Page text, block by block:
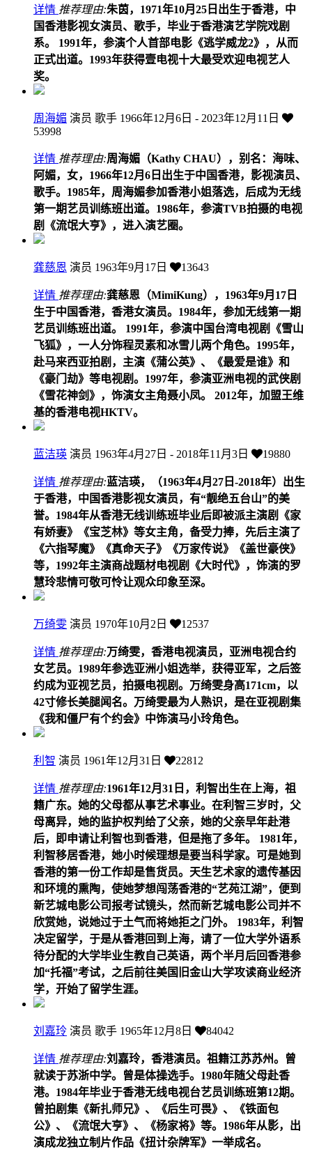
详情 推荐理由:朱茵，1971年10月25日出生于香港，中
国香港影视女演员、歌手，毕业于香港演艺学院戏剧
系。 1991年，参演个人首部电影《逃学威龙2》，从而
正式出道。1993年获得壹电视十大最受欢迎电视艺人
奖。
周海媚 演员 歌手 1966年12月6日 - 2023年12月11日
53998
详情 推荐理由:周海媚（Kathy CHAU），别名：海味、
阿媚，女，1966年12月6日出生于中国香港，影视演员、
歌手。1985年，周海媚参加香港小姐落选，后成为无线
第一期艺员训练班出道。1986年，参演TVB拍摄的电视
剧《流氓大亨》，进入演艺圈。
龚慈恩 演员 1963年9月17日 13643
详情 推荐理由:龚慈恩（MimiKung），1963年9月17日
生于中国香港，香港女演员。1984年，参加无线第一期
艺员训练班出道。 1991年，参演中国台湾电视剧《雪山
飞狐》，一人分饰程灵素和冰雪儿两个角色。1995年，
赴马来西亚拍剧，主演《蒲公英》、《最爱是谁》和
《豪门劫》等电视剧。1997年，参演亚洲电视的武侠剧
《雪花神剑》，饰演女主角聂小凤。 2012年，加盟王维
基的香港电视HKTV。
蓝洁瑛 演员 1963年4月27日 - 2018年11月3日 19880
详情 推荐理由:蓝洁瑛，（1963年4月27日-2018年）出生
于香港，中国香港影视女演员，有“靓绝五台山”的美
誉。1984年从香港无线训练班毕业后即被派主演剧《家
有娇妻》《宝芝林》等女主角，备受力捧，先后主演了
《六指琴魔》《真命天子》《万家传说》《盖世豪侠》
等，1992年主演商战题材电视剧《大时代》，饰演的罗
慧玲悲情可敬可怜让观众印象至深。
万绮雯 演员 1970年10月2日 12537
详情 推荐理由:万绮雯，香港电视演员，亚洲电视合约
女艺员。1989年参选亚洲小姐选举，获得亚军，之后签
约成为亚视艺员，拍摄电视剧。万绮雯身高171cm，以
42寸修长美腿闻名。万绮雯最为人熟识，是在亚视剧集
《我和僵尸有个约会》中饰演马小玲角色。
利智 演员 1961年12月31日 22812
详情 推荐理由:1961年12月31日，利智出生在上海，祖
籍广东。她的父母都从事艺术事业。在利智三岁时，父
母离异，她的监护权判给了父亲，她的父亲早年赴港
后，即申请让利智也到香港，但是拖了多年。 1981年，
利智移居香港，她小时候理想是要当科学家。可是她到
香港的第一份工作却是售货员。天生艺术家的遗传基因
和环境的熏陶，使她梦想闯荡香港的“艺苑江湖”，便到
新艺城电影公司报考试镜头，然而新艺城电影公司并不
欣赏她，说她过于土气而将她拒之门外。 1983年，利智
决定留学，于是从香港回到上海，请了一位大学外语系
待分配的大学毕业生教自己英语，两个半月后回香港参
加“托福”考试，之后前往美国旧金山大学攻读商业经济
学，开始了留学生涯。
刘嘉玲 演员 歌手 1965年12月8日 84042
详情 推荐理由:刘嘉玲，香港演员。祖籍江苏苏州。曾
就读于苏浙中学。曾是体操选手。1980年随父母赴香
港。1984年毕业于香港无线电视台艺员训练班第12期。
曾拍剧集《新扎师兄》、《后生可畏》、《铁面包
公》、《流氓大亨》、《杨家将》等。1986年从影，出
演成龙独立制片作品《扭计杂牌军》一举成名。